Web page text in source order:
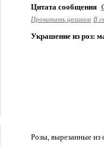
Цитата сообщения
Прочитать целиком В
Украшение из роз:
Розы, вырезанные из